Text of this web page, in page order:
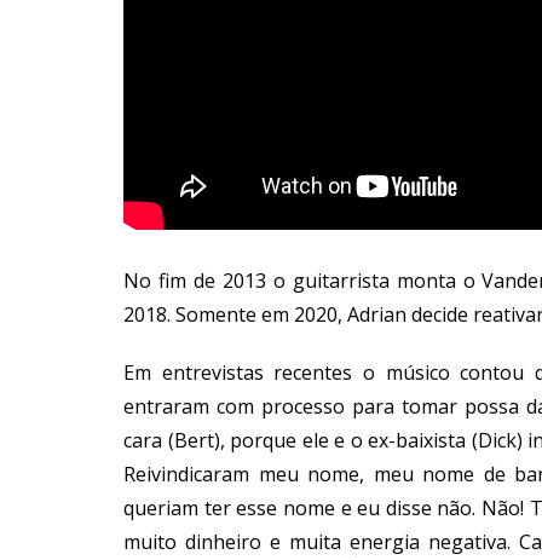
No fim de 2013 o guitarrista monta o
2018. Somente em 2020, Adrian decide
Em entrevistas recentes o músico
entraram com processo para tomar possa
cara (Bert), porque ele e o ex-baixista (Dick)
Reivindicaram meu nome, meu nome de
queriam ter esse nome e eu disse não. Não!
muito dinheiro e muita energia negativa.